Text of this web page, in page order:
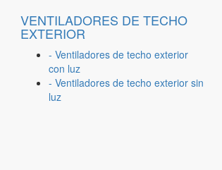
VENTILADORES DE TECHO
EXTERIOR
- Ventiladores de techo exterior
con luz
- Ventiladores de techo exterior sin
luz